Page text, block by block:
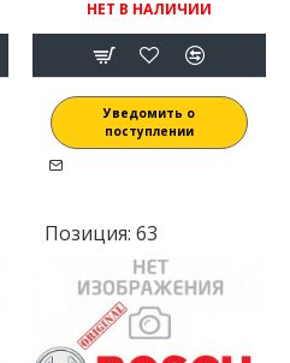
НЕТ В НАЛИЧИИ
Уведомить о
поступлении
Позиция: 63